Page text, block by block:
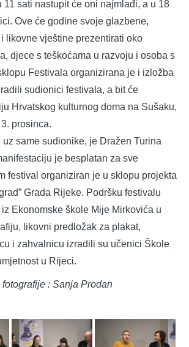
11 sati nastupit će oni najmlađi, a u 18
Ove će godine svoje glazbene,
likovne vještine prezentirati oko
djece s teškoćama u razvoju i osoba s
Festivala organizirana je i izložba
sudionici festivala, a bit će
Hrvatskog kulturnog doma na Sušaku,
prosinca.
same sudionike, je Dražen Turina
je besplatan za sve
festival organiziran je u sklopu projekta
Grada Rijeke. Podršku festivalu
Ekonomske škole Mije Mirkovića u
likovni predložak za plakat,
i zahvalnicu izradili su učenici Škole
u Rijeci.
: Sanja Prodan